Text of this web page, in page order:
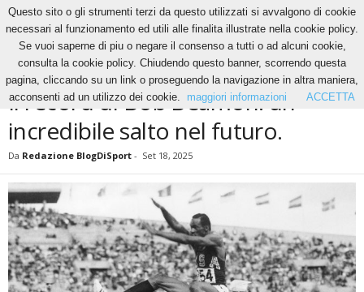
Altri Sport Atletica Il record di Bob Beamon: un incredibile salto nel futuro.
ALTRI SPORT ATLETICA
Il record di Bob Beamon: un
incredibile salto nel futuro.
Da Redazione BlogDiSport - Set 18, 2025
Questo sito o gli strumenti terzi da questo utilizzati si avvalgono di cookie
necessari al funzionamento ed utili alle finalita illustrate nella cookie policy.
Se vuoi saperne di piu o negare il consenso a tutti o ad alcuni cookie,
consulta la cookie policy. Chiudendo questo banner, scorrendo questa
pagina, cliccando su un link o proseguendo la navigazione in altra maniera,
acconsenti ad un utilizzo dei cookie.
maggiori informazioni ACCETTA